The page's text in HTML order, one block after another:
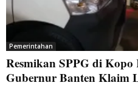
Pemerintahan
Resmikan SPPG di
Gubernur Banten Klaim